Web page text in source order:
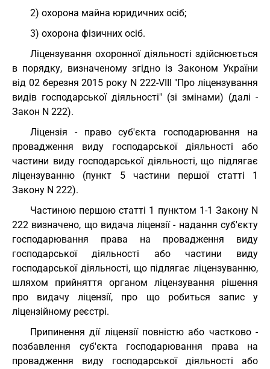
2) охорона майна юридичних осіб;
3) охорона фізичних осіб.
Ліцензування охоронної діяльності здійснюється
в порядку, визначеному згідно із Законом України
від 02 березня 2015 року N 222-VIII "Про ліцензування
видів господарської діяльності" (зі змінами) (далі -
Закон N 222).
Ліцензія - право суб'єкта господарювання на
провадження виду господарської діяльності або
частини виду господарської діяльності, що підлягає
ліцензуванню (пункт 5 частини першої статті 1
Закону N 222).
Частиною першою статті 1 пунктом 1-1 Закону N
222 визначено, що видача ліцензії - надання суб'єкту
господарювання права на провадження виду
господарської діяльності або частини виду
господарської діяльності, що підлягає ліцензуванню,
шляхом прийняття органом ліцензування рішення
про видачу ліцензії, про що робиться запис у
ліцензійному реєстрі.
Припинення дії ліцензії повністю або частково -
позбавлення суб'єкта господарювання права на
провадження виду господарської діяльності або